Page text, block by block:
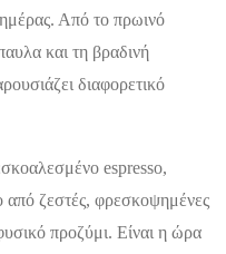
ημέρας. Από το πρωινό
και τη βραδινή
διαφορετικό
espresso,
ζεστές, φρεσκοψημένες
προζύμι. Είναι η ώρα